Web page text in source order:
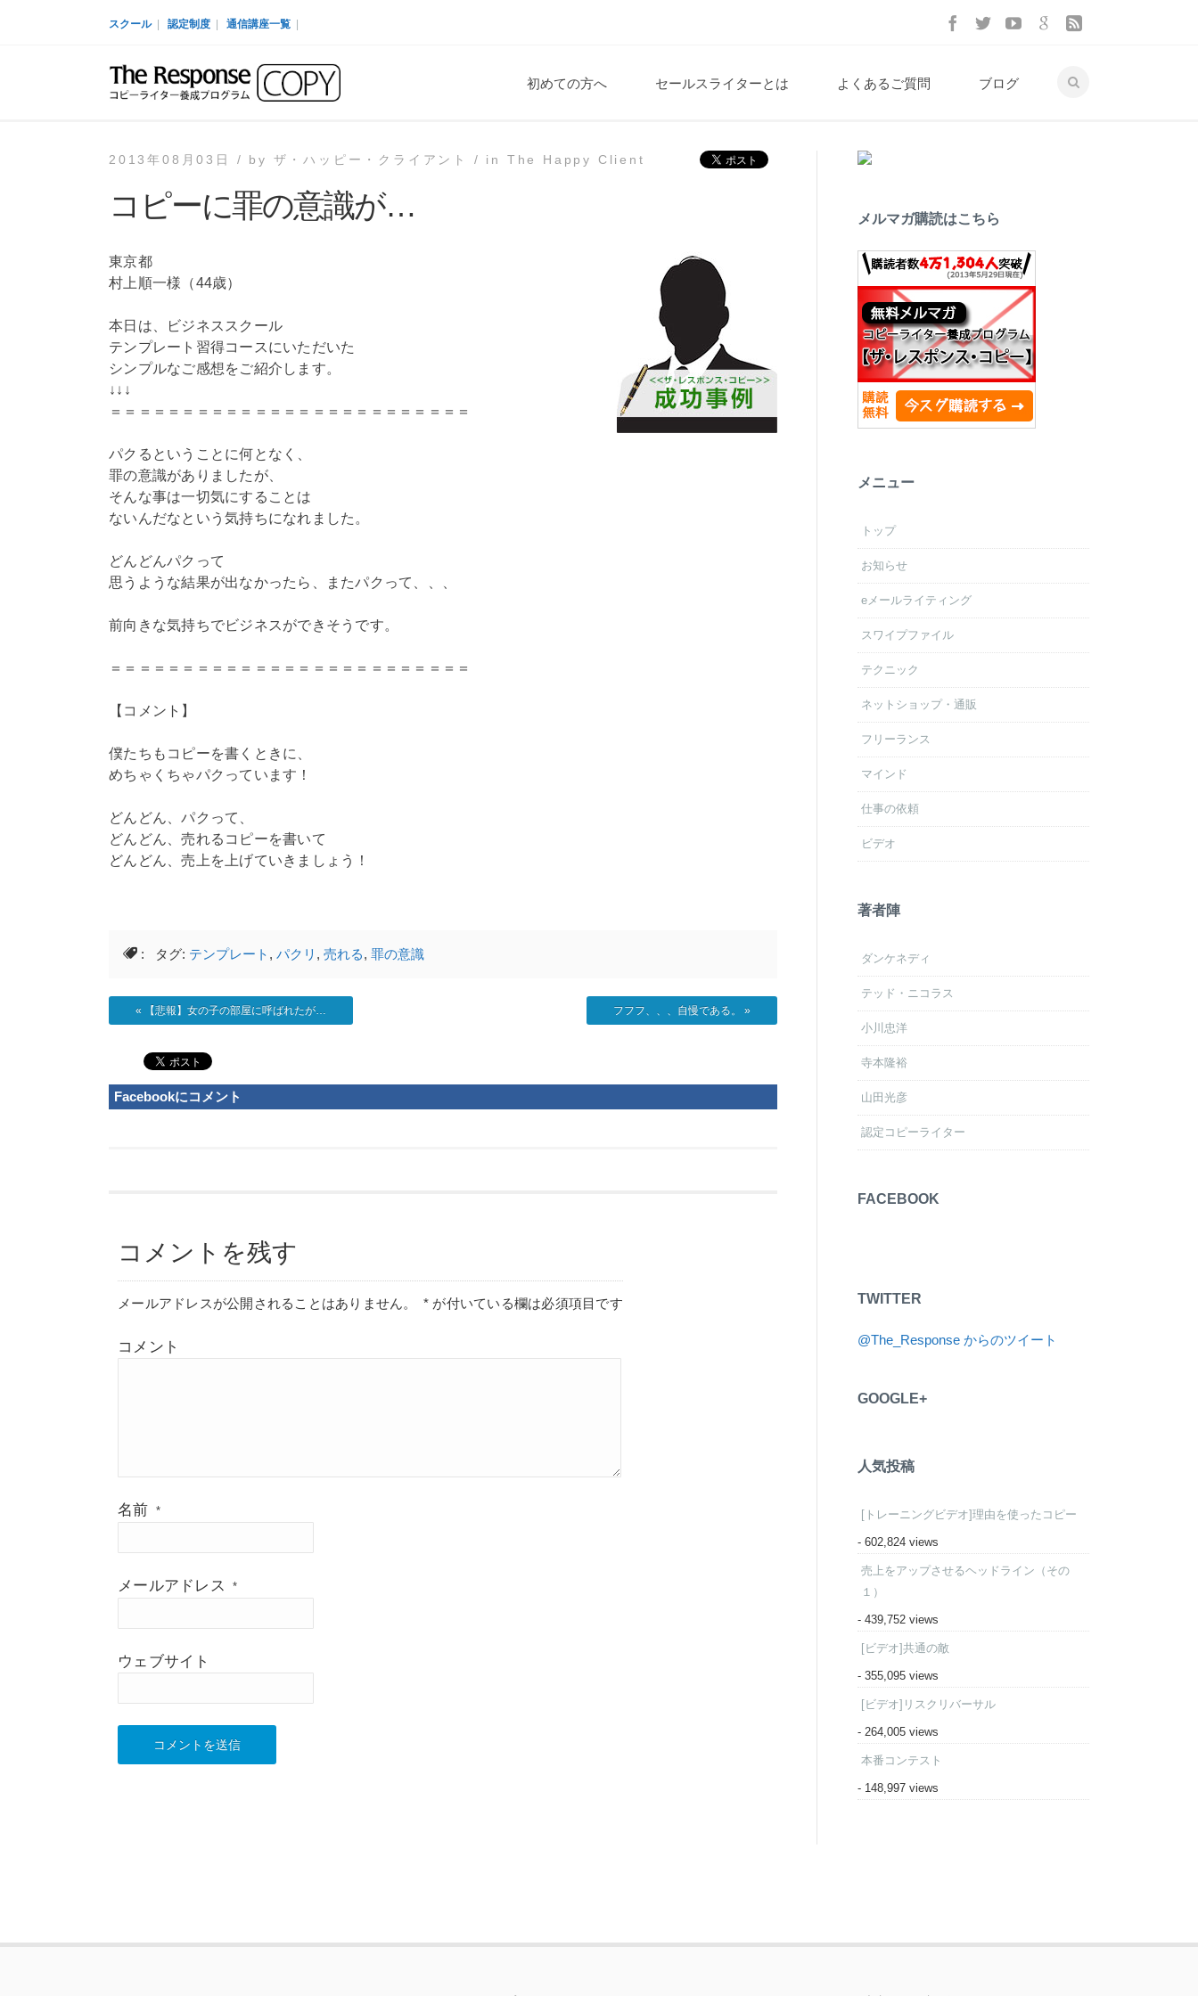
スクール 認定制度 通信講座一覧
初めての方へ セールスライターとは よくあるご質問 ブログ
2013年08月03日 / by ザ・ハッピー・クライアント / in The Happy Client
コピーに罪の意識が…
東京都
村上順一様（44歳）
本日は、ビジネススクール
テンプレート習得コースにいただいた
シンプルなご感想をご紹介します。
↓↓↓
＝＝＝＝＝＝＝＝＝＝＝＝＝＝＝＝＝＝＝＝＝＝＝＝＝
パクるということに何となく、
罪の意識がありましたが、
そんな事は一切気にすることは
ないんだなという気持ちになれました。
どんどんパクって
思うような結果が出なかったら、またパクって、、、
前向きな気持ちでビジネスができそうです。
＝＝＝＝＝＝＝＝＝＝＝＝＝＝＝＝＝＝＝＝＝＝＝＝＝
【コメント】
僕たちもコピーを書くときに、
めちゃくちゃパクっています！
どんどん、パクって、
どんどん、売れるコピーを書いて
どんどん、売上を上げていきましょう！
: タグ: テンプレート , パクリ , 売れる, 罪の意識
« 【悲報】女の子の部屋に呼ばれたが… フフフ、、、自慢である。 »
Facebookにコメント
コメントを残す
メールアドレスが公開されることはありません。 * が付いている欄は必須項目です
コメント
名前 *
メールアドレス *
ウェブサイト
メルマガ購読はこちら
メニュー
トップ
お知らせ
eメールライティング
スワイプファイル
テクニック
ネットショップ・通販
フリーランス
マインド
仕事の依頼
ビデオ
著者陣
ダンケネディ
テッド・ニコラス
小川忠洋
寺本隆裕
山田光彦
認定コピーライター
FACEBOOK
TWITTER
@The_Response からのツイート
GOOGLE+
人気投稿
[トレーニングビデオ]理由を使ったコピー
- 602,824 views
売上をアップさせるヘッドライン（その
１）
- 439,752 views
[ビデオ]共通の敵
- 355,095 views
[ビデオ]リスクリバーサル
- 264,005 views
本番コンテスト
- 148,997 views